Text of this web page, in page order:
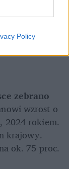
Policy
bez stania
zebrano
wzrost o
2024 rokiem.
krajowy.
ok. 75 proc.